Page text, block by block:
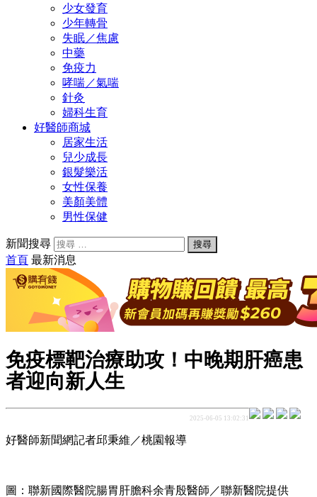
少女發育
少年轉骨
失眠／焦慮
中藥
免疫力
哮喘／氣喘
針灸
婦科生育
好醫師商城
居家生活
兒少成長
銀髮樂活
女性保養
美顏美體
男性保健
新聞搜尋
首頁 最新消息
免疫標靶治療助攻！中晚期肝癌患
者迎向新人生
2025-06-05 13:02:31
好醫師新聞網記者邱秉維／桃園報導
圖：聯新國際醫院腸胃肝膽科余青殷醫師／聯新醫院提供